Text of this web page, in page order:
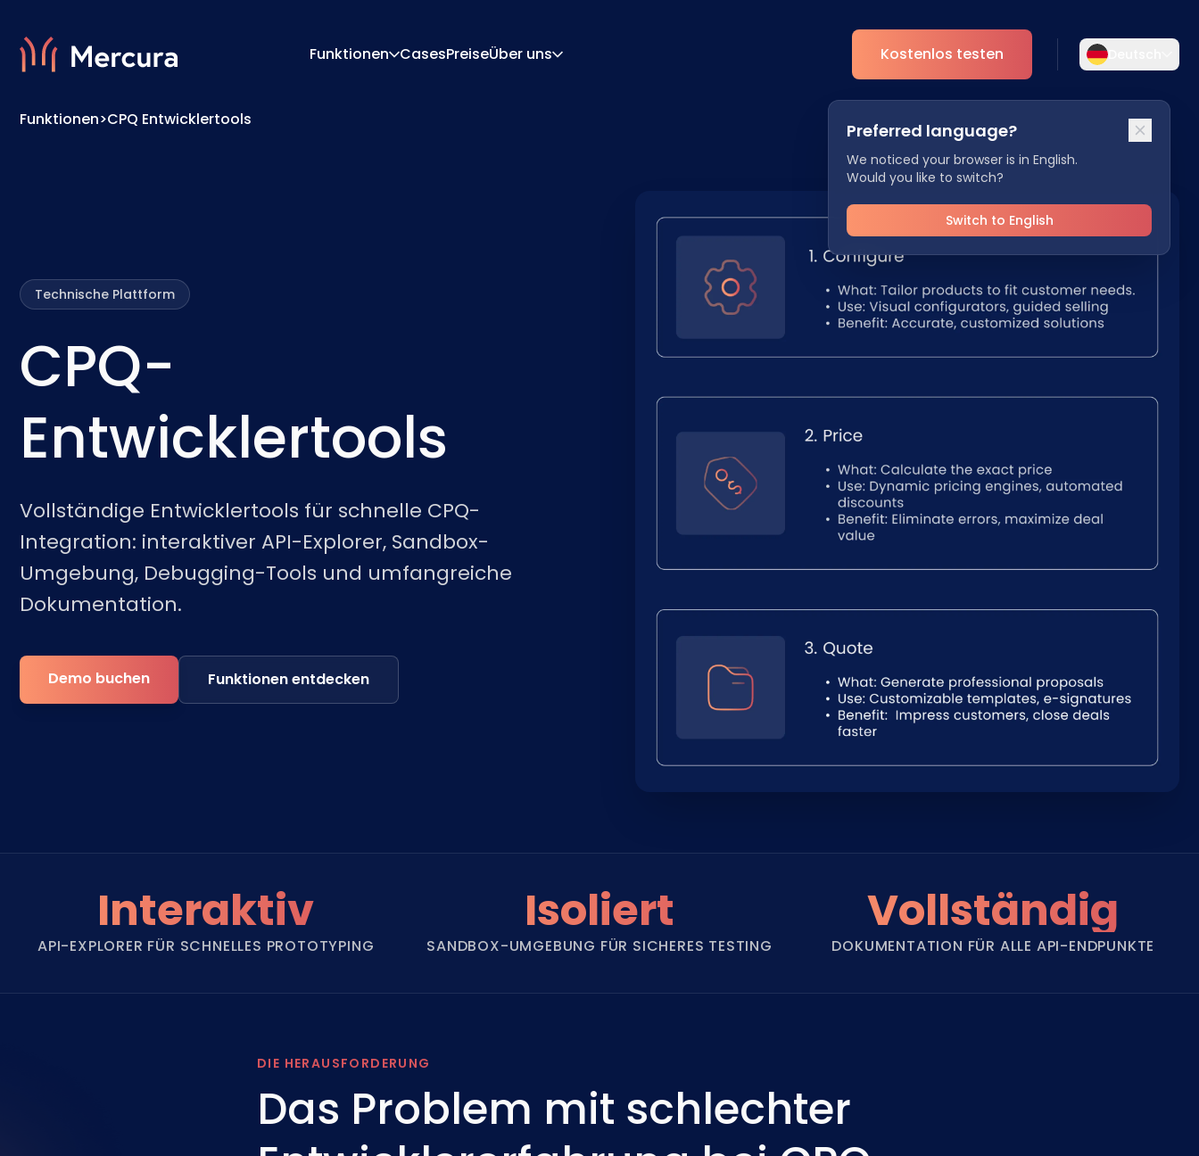
Funktionen
Analytics
CasesPreiseÜber uns
Preferred language?
We noticed your browser is in English.
Would you like to switch?
Switch to English
Kostenlos testen Deutsch
Wählen Sie Ihre bevorzugte Sprache für
eine persönlichere Erfahrung.
English Deutsch
Español Dansk
Svenska
SV
Italiano
IT
Français 日本語
Funktionen>CPQ Entwicklertools
Technische Plattform
CPQ-
Entwicklertools
Vollständige Entwicklertools für schnelle CPQ-
Integration: interaktiver API-Explorer, Sandbox-
Umgebung, Debugging-Tools und umfangreiche
Dokumentation.
Demo buchen Funktionen entdecken
Interaktiv
API-EXPLORER FÜR SCHNELLES PROTOTYPING
Isoliert
SANDBOX-UMGEBUNG FÜR SICHERES TESTING
Vollständig
DOKUMENTATION FÜR ALLE API-ENDPUNKTE
DIE HERAUSFORDERUNG
Das Problem mit schlechter